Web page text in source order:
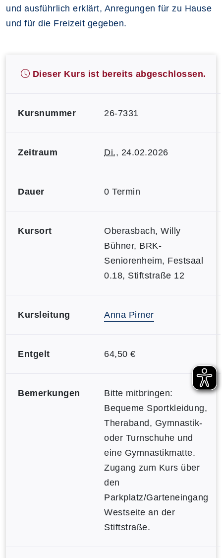
und ausführlich erklärt, Anregungen für zu Hause
und für die Freizeit gegeben.
Dieser Kurs ist bereits abgeschlossen.
Kursnummer 26-7331
Zeitraum Di., 24.02.2026
Dauer 0 Termin
Kursort
Oberasbach, Willy
Bühner, BRK-
Seniorenheim, Festsaal
0.18, Stiftstraße 12
Kursleitung Anna Pirner
Entgelt 64,50 €
Bemerkungen
Bitte mitbringen:
Bequeme Sportkleidung,
Theraband, Gymnastik-
oder Turnschuhe und
eine Gymnastikmatte.
Zugang zum Kurs über
den
Parkplatz/Garteneingang
Westseite an der
Stiftstraße.